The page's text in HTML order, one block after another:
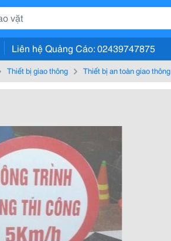
Liên hệ Quảng Cáo: 02439747875
Thiết bị giao thông Thiết bị an toàn giao thông